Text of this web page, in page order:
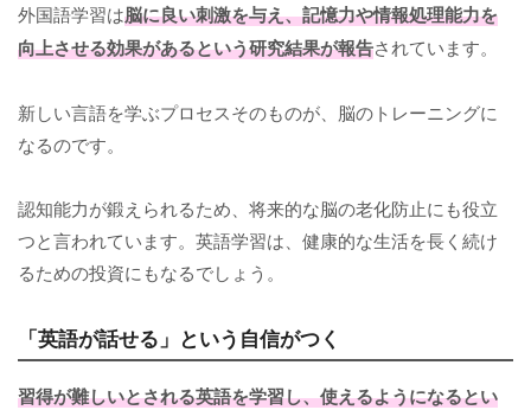
外国語学習は脳に良い刺激を与え、記憶力や情報処理能力を
向上させる効果があるという研究結果が報告されています。
新しい言語を学ぶプロセスそのものが、脳のトレーニングに
なるのです。
認知能力が鍛えられるため、将来的な脳の老化防止にも役立
つと言われています。英語学習は、健康的な生活を長く続け
るための投資にもなるでしょう。
「英語が話せる」という自信がつく
習得が難しいとされる英語を学習し、使えるようになるとい